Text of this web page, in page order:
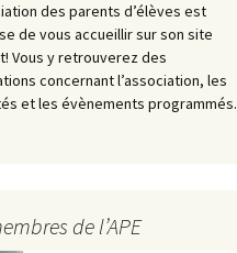
des parents d’élèves est
de vous accueillir sur son site
Vous y retrouverez des
concernant l’association, les
et les évènements programmés.
de l’APE